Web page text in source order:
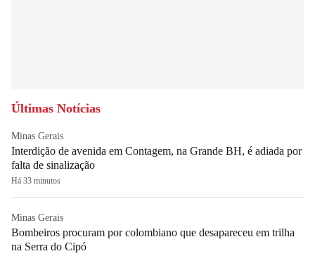
Últimas Notícias
Minas Gerais
Interdição de avenida em Contagem, na Grande BH, é adiada por
falta de sinalização
Há 33 minutos
Minas Gerais
Bombeiros procuram por colombiano que desapareceu em trilha
na Serra do Cipó